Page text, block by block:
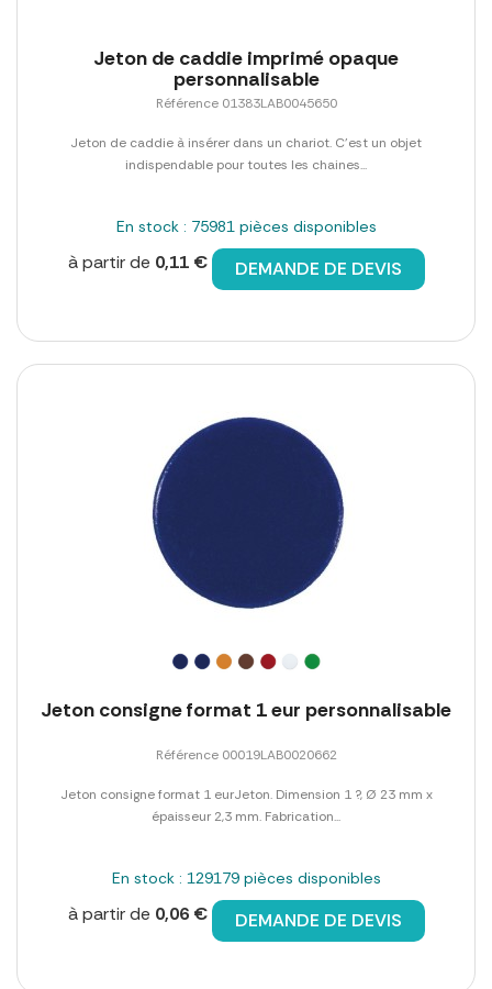
Jeton de caddie imprimé opaque
personnalisable
Référence 01383LAB0045650
Jeton de caddie à insérer dans un chariot. C'est un objet
indispendable pour toutes les chaines...
En stock : 75981 pièces disponibles
à partir de 0,11 € DEMANDE DE DEVIS
Jeton consigne format 1 eur personnalisable
Référence 00019LAB0020662
Jeton consigne format 1 eurJeton. Dimension 1 ?, Ø 23 mm x
épaisseur 2,3 mm. Fabrication...
En stock : 129179 pièces disponibles
à partir de 0,06 € DEMANDE DE DEVIS